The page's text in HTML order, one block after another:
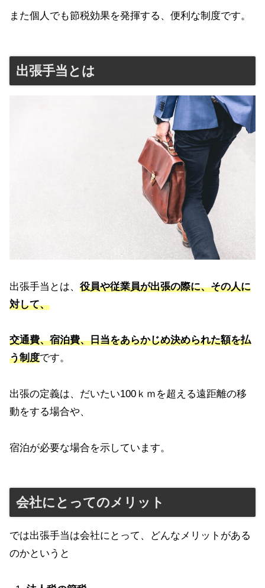
また個人でも節税効果を発揮する、便利な制度です。
出張手当とは
出張手当とは、 役員や従業員が出張の際に、その人に
対して、
交通費、宿泊費、日当をあらかじめ決められた額を払
う制度です。
出張の定義は、だいたい100ｋｍを超える遠距離の移
動をする場合や、
宿泊が必要な場合を示しています。
会社にとってのメリット
では出張手当は会社にとって、どんなメリットがある
のかというと